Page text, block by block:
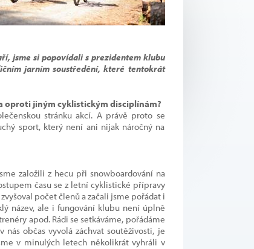
jsme si popovídali s prezidentem klubu
jarním soustředění, které tentokrát
oproti jiným cyklistickým disciplínám?
stránku akcí. A právě proto se
sport, který není ani nijak náročný na
založili z hecu při snowboardování na
času se z letní cyklistické přípravy
počet členů a začali jsme pořádat i
název, ale i fungování klubu není úplně
apod. Rádi se setkáváme, pořádáme
občas vyvolá záchvat soutěživosti, je
v minulých letech několikrát vyhráli v